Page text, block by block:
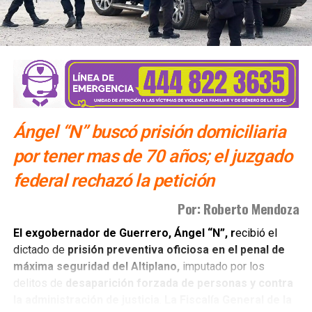
misma vialidad para incorporarse a avenida Simón Díaz,
con dirección a avenida de la Constitución y el
fraccionamiento Simón Díaz.
Como parte de la estrategia de movilidad, la avenida
Francisco Martínez de la Vega, en el tramo comprendido
permanecerá cerrada al tránsito vehicular.El primer
tramo, de avenida de las Torres al callejón peatonal
América del Sur,
Ángel “N” buscó prisión domiciliaria
por tener mas de 70 años; el juzgado
federal rechazó la petición
Por: Roberto Mendoza
El exgobernador de Guerrero, Ángel “N”, recibió el
dictado de prisión preventiva oficiosa en el penal de
máxima seguridad del Altiplano, imputado por los
delitos de
desaparición forzada de personas y contra